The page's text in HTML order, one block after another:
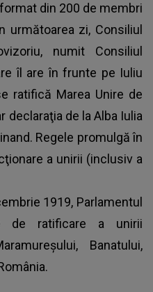
din 200 de membri
următoarea zi, Consiliul
numit Consiliul
îl are în frunte pe Iuliu
ratifică Marea Unire de
declaraţia de la Alba Iulia
Regele promulgă în
a unirii (inclusiv a
1919, Parlamentul
de ratificare a unirii
Banatului,